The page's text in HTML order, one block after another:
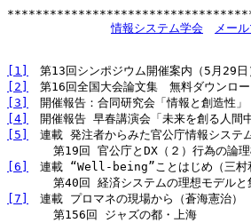
情報システム学会
メー
[1]
[2]
[3]
[4]
[5]
連載 発注者からみた官公庁情報システ
[6]
連載 “Well-being”ことはじめ（三村
[7]
連載 プロマネの現場から（蒼海憲治）